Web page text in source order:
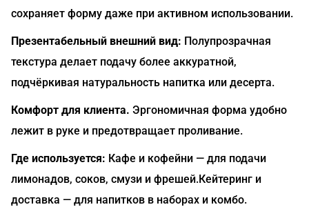
сохраняет форму даже при активном использовании.
Презентабельный внешний вид: Полупрозрачная
текстура делает подачу более аккуратной,
подчёркивая натуральность напитка или десерта.
Комфорт для клиента. Эргономичная форма удобно
лежит в руке и предотвращает проливание.
Где используется: Кафе и кофейни — для подачи
лимонадов, соков, смузи и фрешей.Кейтеринг и
доставка — для напитков в наборах и комбо.